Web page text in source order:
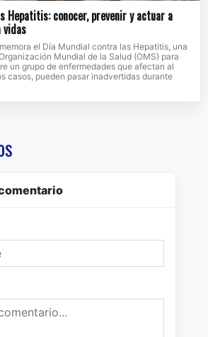
Hepatitis: conocer, prevenir y actuar a
vidas
el Día Mundial contra las Hepatitis, una
Mundial de la Salud (OMS) para
un grupo de enfermedades que afectan al
casos, pueden pasar inadvertidas durante